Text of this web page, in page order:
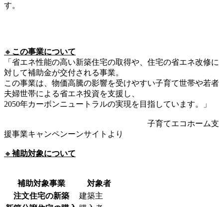
す。
🔸 この事業について
「省エネ性能の高い新築住宅の取得や、住宅の省エネ改修に
対して補助金が交付される事業。
この事業は、物価高騰の影響を受けやすい子育て世帯や若者
夫婦世帯による省エネ投資を支援し、
2050年カーボンニュートラルの実現を目指しています。」
子育てエコホーム支
援事業キャンペンーンサイトより
🔸 補助対象について
補助対象事業
対象者
注文住宅の新築
建築主